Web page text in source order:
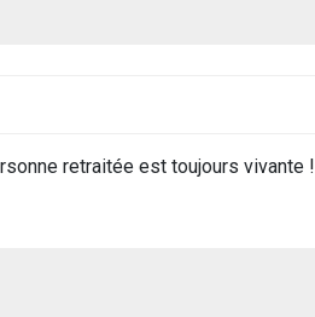
retraitée est toujours vivante !